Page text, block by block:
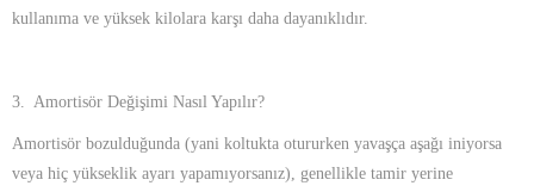
kullanıma ve yüksek kilolara karşı daha dayanıklıdır.
3. Amortisör Değişimi Nasıl Yapılır?
Amortisör bozulduğunda (yani koltukta otururken yavaşça aşağı iniyorsa
veya hiç yükseklik ayarı yapamıyorsanız), genellikle tamir yerine